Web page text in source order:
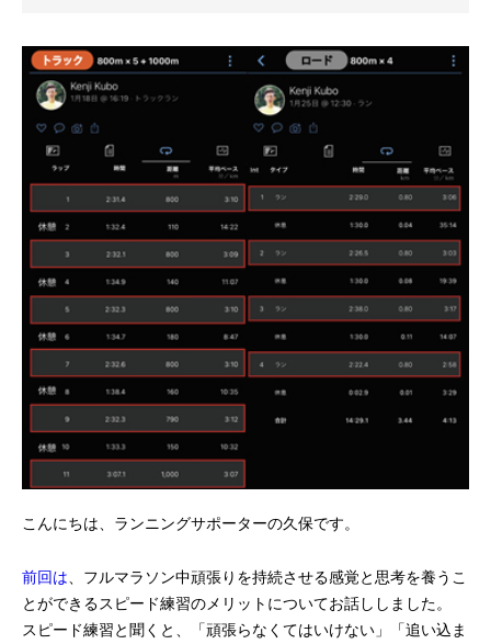
こんにちは、ランニングサポーターの久保です。
前回は 、フルマラソン中頑張りを持続させる感覚と思考を養うこ
とができるスピード練習のメリットについてお話ししました。
スピード練習と聞くと、「頑張らなくてはいけない」「追い込ま